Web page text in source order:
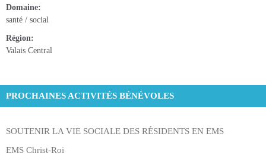
Domaine
santé / social
Région
Valais Central
PROCHAINES ACTIVITÉS BÉNÉVOLES
SOUTENIR LA VIE SOCIALE DES RÉSIDENTS EN EMS
EMS Christ-Roi